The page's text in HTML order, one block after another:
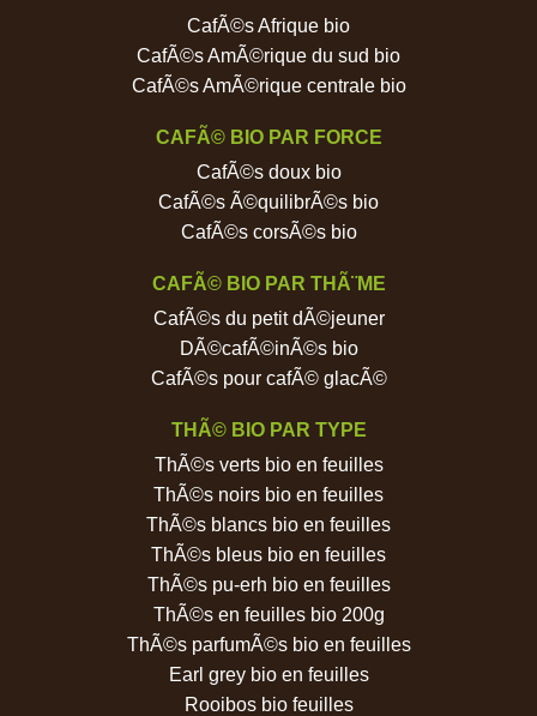
CafÃ©s Afrique bio
CafÃ©s AmÃ©rique du sud bio
CafÃ©s AmÃ©rique centrale bio
CAFÃ© BIO PAR FORCE
CafÃ©s doux bio
CafÃ©s Ã©quilibrÃ©s bio
CafÃ©s corsÃ©s bio
CAFÃ© BIO PAR THÃ¨ME
CafÃ©s du petit dÃ©jeuner
DÃ©cafÃ©inÃ©s bio
CafÃ©s pour cafÃ© glacÃ©
THÃ© BIO PAR TYPE
ThÃ©s verts bio en feuilles
ThÃ©s noirs bio en feuilles
ThÃ©s blancs bio en feuilles
ThÃ©s bleus bio en feuilles
ThÃ©s pu-erh bio en feuilles
ThÃ©s en feuilles bio 200g
ThÃ©s parfumÃ©s bio en feuilles
Earl grey bio en feuilles
Rooibos bio feuilles